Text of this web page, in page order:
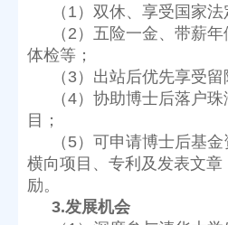
（1）双休、享受国家法
体检等；
（3）出站后优先享受留
目；
励。
3.发展机会